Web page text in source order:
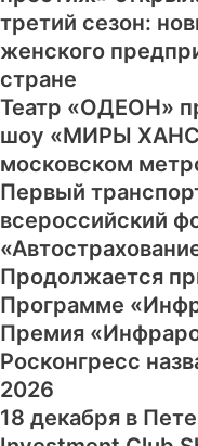
третий сезон:
женского
стране
Театр «ОДЕОН»
шоу «МИРЫ
московском
Первый
всероссийский
Продолжается
Программе
Премия
Росконгресс
2026
18 декабря в